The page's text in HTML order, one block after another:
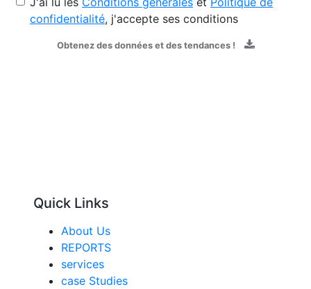
confidentialité, j'accepte ses conditions
Obtenez des données et des tendances !
Quick Links
About Us
REPORTS
services
case Studies